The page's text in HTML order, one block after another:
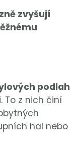
zvyšují
podlah
. To z nich činí
hal nebo